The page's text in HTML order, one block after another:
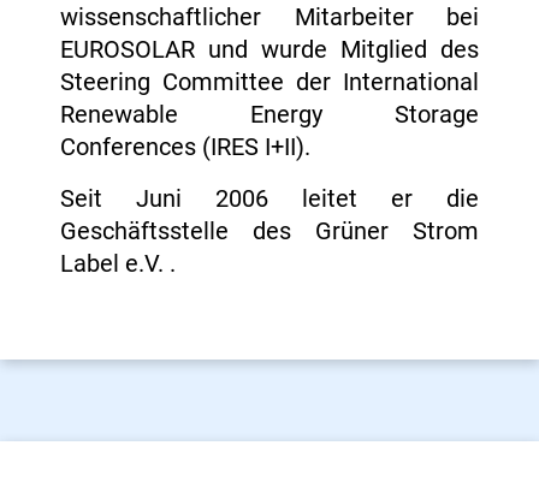
wissenschaftlicher Mitarbeiter bei
EUROSOLAR und wurde Mitglied des
Steering Committee der International
Renewable Energy Storage
Conferences (IRES I+II).
Seit Juni 2006 leitet er die
Geschäftsstelle des Grüner Strom
Label e.V. .